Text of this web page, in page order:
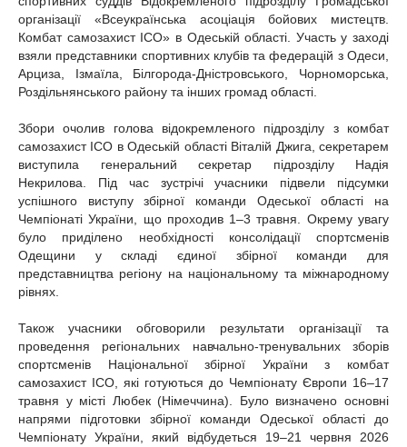
організації «Всеукраїнська асоціація бойових мистецтв.
Комбат самозахист ІСО» в Одеській області. Участь у заході
взяли представники спортивних клубів та федерацій з Одеси,
Арциза, Ізмаїла, Білгорода-Дністровського, Чорноморська,
Роздільнянського району та інших громад області.
Збори очолив голова відокремленого підрозділу з комбат
самозахист ІСО в Одеській області Віталій Джига, секретарем
виступила генеральний секретар підрозділу Надія
Некрилова. Під час зустрічі учасники підвели підсумки
успішного виступу збірної команди Одеської області на
Чемпіонаті України, що проходив 1–3 травня. Окрему увагу
було приділено необхідності консолідації спортсменів
Одещини у складі єдиної збірної команди для
представництва регіону на національному та міжнародному
рівнях.
Також учасники обговорили результати організації та
проведення регіональних навчально-тренувальних зборів
спортсменів Національної збірної України з комбат
самозахист ІСО, які готуються до Чемпіонату Європи 16–17
травня у місті Любек (Німеччина). Було визначено основні
напрями підготовки збірної команди Одеської області до
Чемпіонату України, який відбудеться 19–21 червня 2026